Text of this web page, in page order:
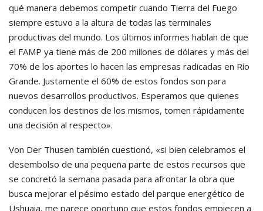
qué manera debemos competir cuando Tierra del Fuego
siempre estuvo a la altura de todas las terminales
productivas del mundo. Los últimos informes hablan de que
el FAMP ya tiene más de 200 millones de dólares y más del
70% de los aportes lo hacen las empresas radicadas en Río
Grande. Justamente el 60% de estos fondos son para
nuevos desarrollos productivos. Esperamos que quienes
conducen los destinos de los mismos, tomen rápidamente
una decisión al respecto».
Von Der Thusen también cuestionó, «si bien celebramos el
desembolso de una pequeña parte de estos recursos que
se concretó la semana pasada para afrontar la obra que
busca mejorar el pésimo estado del parque energético de
Ushuaia, me parece oportuno que estos fondos empiecen a